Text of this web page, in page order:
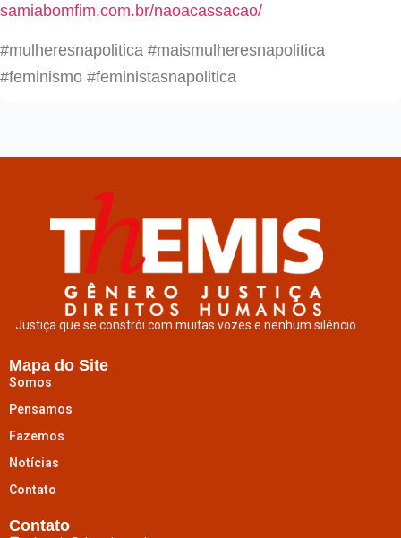
samiabomfim.com.br/naoacassacao/
#mulheresnapolitica #maismulheresnapolitica
#feminismo #feministasnapolitica
Justiça que se constrói com muitas vozes e nenhum silêncio.
Mapa do Site
Somos
Pensamos
Fazemos
Notícias
Contato
Contato